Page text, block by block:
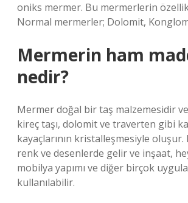
oniks mermer. Bu mermerlerin
Normal mermerler; Dolomit,
Mermerin ham
nedir?
Mermer doğal bir taş malzemesidir
kireç taşı, dolomit ve traverten gibi
kayaçlarının kristalleşmesiyle
renk ve desenlerde gelir ve inşaat,
mobilya yapımı ve diğer birçok
kullanılabilir.